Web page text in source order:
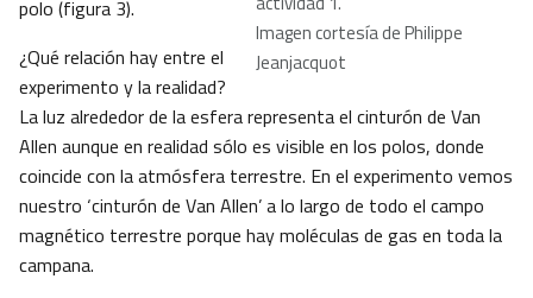
Imagen cortesía de Philippe
Jeanjacquot
polo (figura 3).
¿Qué relación hay entre el
experimento y la realidad?
La luz alrededor de la esfera representa el cinturón de Van
Allen aunque en realidad sólo es visible en los polos, donde
coincide con la atmósfera terrestre. En el experimento vemos
nuestro ‘cinturón de Van Allen’ a lo largo de todo el campo
magnético terrestre porque hay moléculas de gas en toda la
campana.